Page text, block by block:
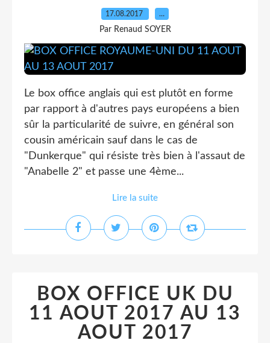
17.08.2017 …
Par Renaud SOYER
Le box office anglais qui est plutôt en forme
par rapport à d'autres pays européens a bien
sûr la particularité de suivre, en général son
cousin américain sauf dans le cas de
"Dunkerque" qui résiste très bien à l'assaut de
"Anabelle 2" et passe une 4ème...
Lire la suite
BOX OFFICE UK DU
11 AOUT 2017 AU 13
AOUT 2017